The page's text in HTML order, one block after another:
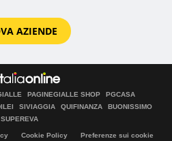
AZIENDE
PAGINEGIALLE SHOP
PGCASA
SIVIAGGIA QUIFINANZA
BUONISSIMO
SUPEREVA
Cookie Policy Preferenze sui cookie